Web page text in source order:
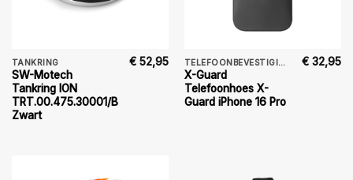
TANKRING
SW-Motech
Tankring ION
TRT.00.475.30001/B
Zwart
€ 52,95 TELEFOONBEVESTIGING
X-Guard
Telefoonhoes X-
Guard iPhone 16 Pro
€ 32,95